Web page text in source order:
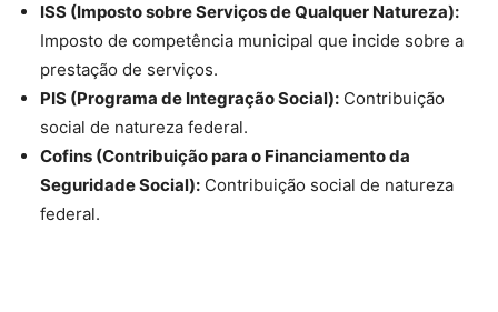
ISS (Imposto sobre Serviços de Qualquer Natureza):
Imposto de competência municipal que incide sobre a
prestação de serviços.
PIS (Programa de Integração Social): Contribuição
social de natureza federal.
Cofins (Contribuição para o Financiamento da
Seguridade Social): Contribuição social de natureza
federal.